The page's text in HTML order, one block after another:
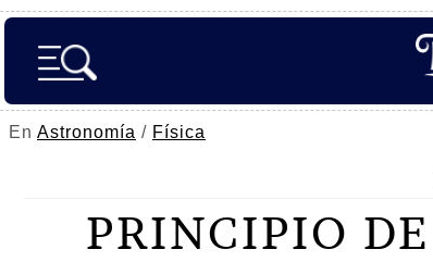
En Astronomía / Física
PRINCIPIO